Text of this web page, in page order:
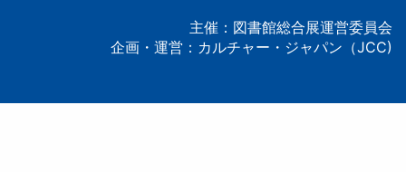
主催：図書館総合展運営委員会
企画・運営：カルチャー・ジャパン（JCC)